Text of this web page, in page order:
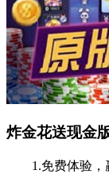
炸金花送现金
1.免费体验，